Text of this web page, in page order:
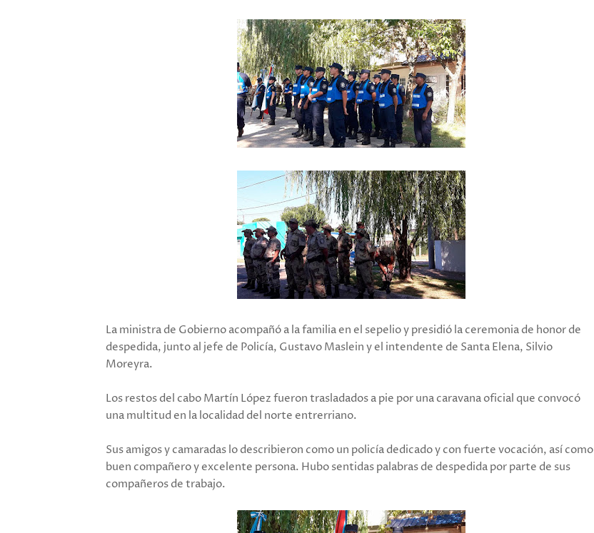
La ministra de Gobierno acompañó a la familia en el sepelio y presidió la ceremonia de honor de
despedida, junto al jefe de Policía, Gustavo Maslein y el intendente de Santa Elena, Silvio
Moreyra.
Los restos del cabo Martín López fueron trasladados a pie por una caravana oficial que convocó
una multitud en la localidad del norte entrerriano.
Sus amigos y camaradas lo describieron como un policía dedicado y con fuerte vocación, así como
buen compañero y excelente persona. Hubo sentidas palabras de despedida por parte de sus
compañeros de trabajo.